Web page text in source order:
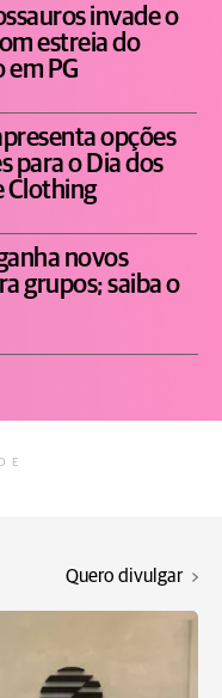
invade o
estreia do
em PG
opções
para o Dia dos
Clothing
novos
grupos; saiba o
Quero divulgar